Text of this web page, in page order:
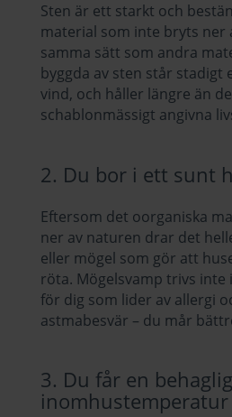
Sten är ett starkt och
material som inte bryts ner
samma sätt som andra
byggda av sten står stadigt
vind, och håller längre än
schablonmässigt angivna
2. Du bor i ett sunt
Eftersom det oorganiska
ner av naturen drar det
eller mögel som gör att
röta. Mögelsvamp trivs inte
för dig som lider av allergi
astmabesvär – du mår
3. Du får en behaglig